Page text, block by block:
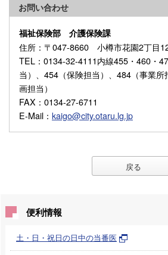
お問い合わせ
福祉保険部 介護保険課
住所 ：〒047-8660 小樽市花園2丁目
TEL ：0134-32-4111内線455・460・
当）、454（保険担当）、484（事業
画担当）
FAX ：0134-27-6711
E-Mail ： kaigo@city.otaru.lg.jp
戻る
便利情報
土・日・祝日の日中の当番医